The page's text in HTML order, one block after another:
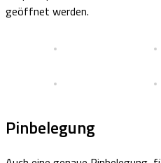
geöffnet werden.
Pinbelegung